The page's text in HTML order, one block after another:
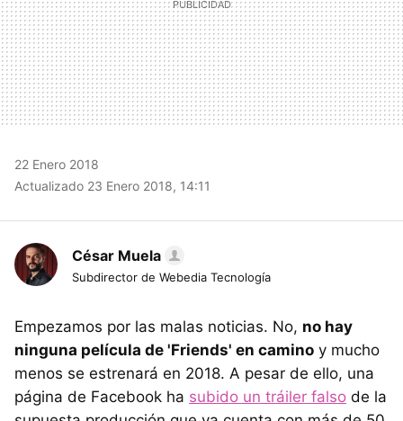
22 Enero 2018
Actualizado 23 Enero 2018, 14:11
César Muela
Subdirector de Webedia Tecnología
Empezamos por las malas noticias. No, no hay
ninguna película de 'Friends' en camino y mucho
menos se estrenará en 2018. A pesar de ello, una
página de Facebook ha subido un tráiler falso de la